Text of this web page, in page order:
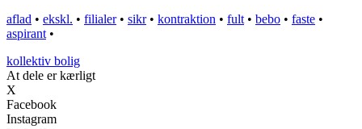
aflad • ekskl. • filialer• sikr• kontraktion • fult • bebo • faste •
aspirant •
kollektiv bolig
At dele er kærligt
X
Facebook
Instagram